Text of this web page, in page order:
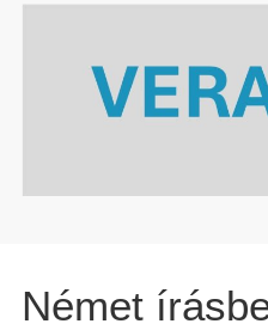
Német